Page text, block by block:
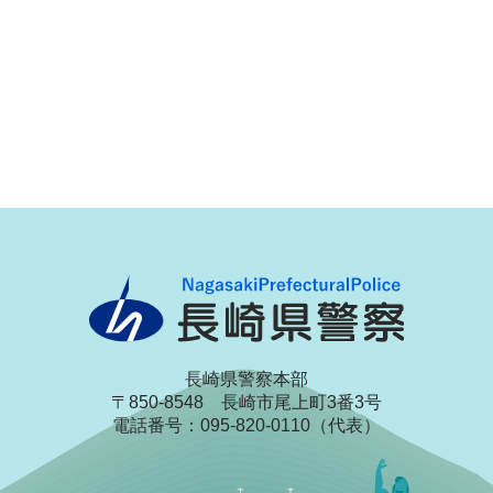
長崎県警察本部
〒850-8548 長崎市尾上町3番3号
電話番号：095-820-0110（代表）